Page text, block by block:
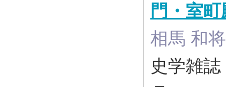
門・室町
相馬 和将
史学雑